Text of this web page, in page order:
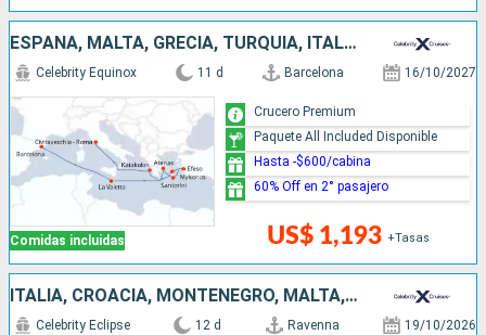
ESPAÑA, MALTA, GRECIA, TURQUÍA, ITALIA
Comidas incluidas
Celebrity Equinox 11 d Barcelona 16/10/2027
US$ 1,193 +Tasas
Crucero Premium
Paquete All Included Disponible
Hasta -$600/cabina
60% Off en 2° pasajero
ITALIA, CROACIA, MONTENEGRO, MALTA, GRECIA
Celebrity Eclipse 12 d Ravenna 19/10/2026